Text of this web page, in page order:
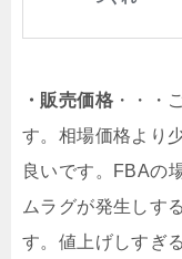
・販売価格 ・・・
す。相場価格より
良いです。FBAの
ムラグが発生しす
す。値上げしすぎ